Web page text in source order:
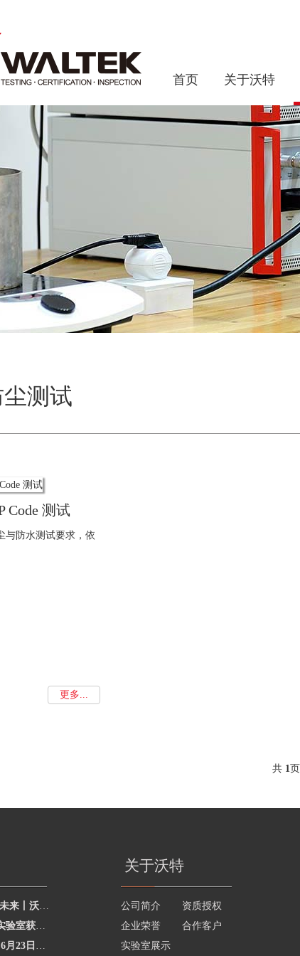
首页 关于沃特
测试
Code 测试
与防水测试要求，依
更多...
共 1页
悦启新程·沃造未来丨沃特学院2026年度讲师聘任暨2025年度优秀讲师颁奖活动圆
沃特照明测试实验室获澳洲灯具最新标准CNAS资质，助力企业合规出海澳洲市场
韩国KC认证：6月23日起将执行更严格的网络摄像头安全要求
关于沃特
公司简介
资质授权
企业荣誉
合作客户
实验室展示